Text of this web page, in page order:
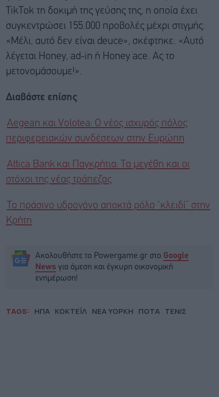
TikTok τη δοκιμή της γεύσης της, η οποία έχει
συγκεντρώσει 155.000 προβολές μέχρι στιγμής.
«Μέλι, αυτό δεν είναι deuce», σκέφτηκε. «Αυτό
λέγεται Honey, ad-in ή Honey ace. Ας το
μετονομάσουμε!».
Διαβάστε επίσης
Aegean και Volotea: Ο νέος ισχυρός πόλος
περιφερειακών συνδέσεων στην Ευρώπη
Attica Bank και Παγκρήτια: Τα μεγέθη και οι
στόχοι της νέας τράπεζας
Το πράσινο υδρογόνο αποκτά ρόλο “κλειδί” στην
Κρήτη
Ακολουθήστε το Powergame.gr στο Google
News για άμεση και έγκυρη οικονομική
ενημέρωση!
TAGS: ΗΠΑ ΚΟΚΤΕΪΛ ΝΕΑ ΥΟΡΚΗ ΠΟΤΑ ΤΕΝΙΣ